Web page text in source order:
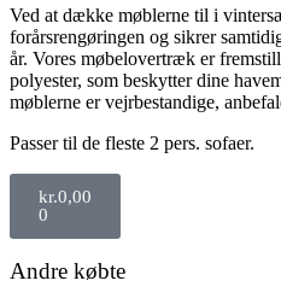
Ved at dække møblerne til i
forårsrengøringen og sikrer
år. Vores møbelovertræk er
polyester, som beskytter dine
møblerne er vejrbestandige,
Passer til de fleste 2 pers. sofaer.
kr.0,00
0
Andre købte